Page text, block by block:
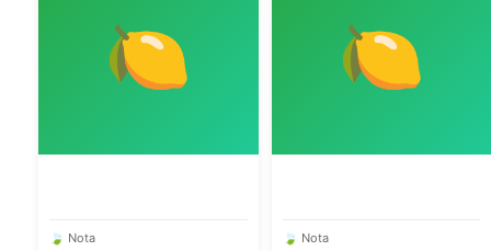
🍋
🍃 Nota
🍋
🍃 Nota